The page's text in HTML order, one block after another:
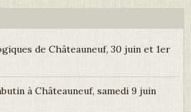
de Châteauneuf, 30 juin et 1er
à Châteauneuf, samedi 9 juin